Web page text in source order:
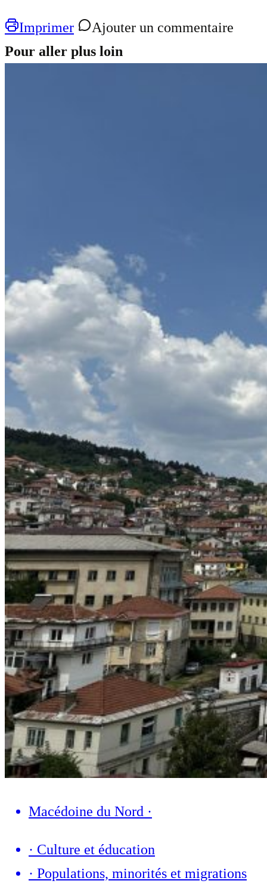
Imprimer
Ajouter un commentaire
Pour aller plus loin
Macédoine du Nord ·
· Culture et éducation
· Populations, minorités et migrations